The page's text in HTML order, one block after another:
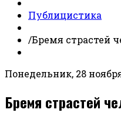
Публицистика
/Бремя страстей
Понедельник, 28 ноября
Бремя страстей